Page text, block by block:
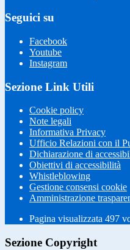
Seguici su
Facebook
Youtube
Instagram
Sezione Link Utili
Cookie policy
Note legali
Informativa Privacy
Ufficio Relazioni con il
Dichiarazione di
Obiettivi di accessibilità
Whistleblowing
Gestione consensi cookie
Amministrazione
Pagina visualizzata 497
Sezione Copyright